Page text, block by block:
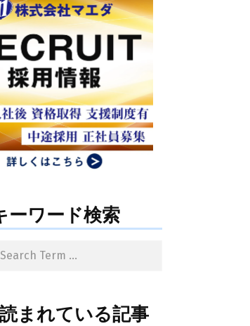
ーワード検索
まれている記事